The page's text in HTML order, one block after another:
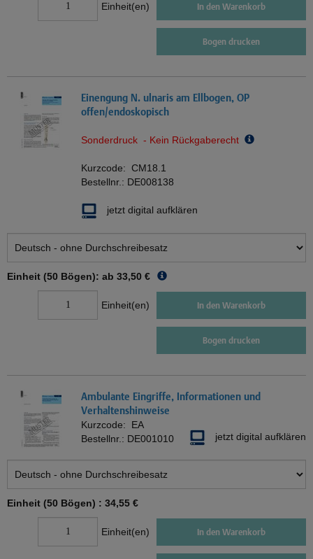
Einheit(en) In den Warenkorb
Bogen drucken
Einengung N. ulnaris am Ellbogen, OP
offen/endoskopisch
Sonderdruck - Kein Rückgaberecht
Kurzcode: CM18.1
Bestellnr.: DE008138
jetzt digital aufklären
Einheit (50 Bögen): ab 33,50 €
Einheit(en) In den Warenkorb
Bogen drucken
Ambulante Eingriffe, Informationen und
Verhaltenshinweise
Kurzcode: EA
Bestellnr.: DE001010 jetzt digital aufklären
Einheit (50 Bögen) : 34,55 €
Einheit(en) In den Warenkorb